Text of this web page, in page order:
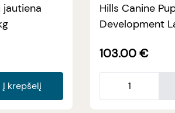
jautiena
Į krepšelį
Hills Canine
Development
103.00 €